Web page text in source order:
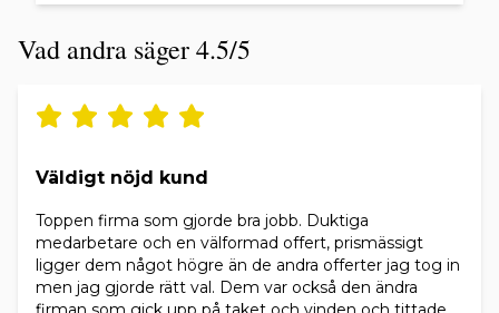
Vad andra säger 4.5/5
Väldigt nöjd kund
Toppen firma som gjorde bra jobb. Duktiga
medarbetare och en välformad offert, prismässigt
ligger dem något högre än de andra offerter jag tog in
men jag gjorde rätt val. Dem var också den ändra